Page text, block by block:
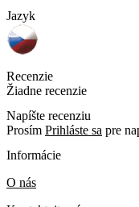
Jazyk
Recenzie
Žiadne recenzie
Napíšte recenziu
Prosím Prihláste sa pre
Informácie
O nás